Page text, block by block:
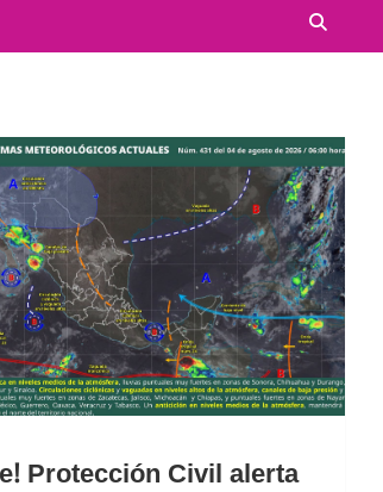
Protección Civil alerta